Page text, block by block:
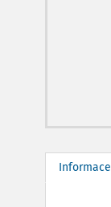
Informace